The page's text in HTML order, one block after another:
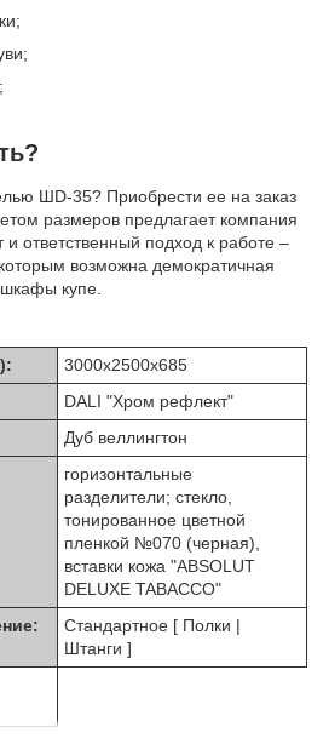
ШD-35? Приобрести ее на заказ
размеров предлагает компания
ответственный подход к работе –
возможна демократичная
купе.
3000х2500х685
DALI "Хром рефлект"
Дуб веллингтон
горизонтальные
разделители; стекло,
тонированное цветной
пленкой №070 (черная),
вставки кожа "ABSOLUT
DELUXE TABACCO"
Стандартное [ Полки |
Штанги ]